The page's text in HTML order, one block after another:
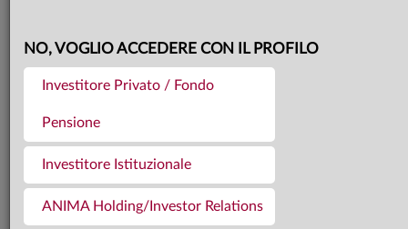
NO, VOGLIO ACCEDERE CON IL PROFILO
Investitore Privato / Fondo
Pensione
Investitore Istituzionale
ANIMA Holding/Investor Relations
OVERVIEW - STRESS TEST
Ci aspettiamo una crescita in
modesta accelerazione negli Stati